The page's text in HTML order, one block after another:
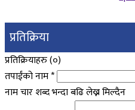
प्रतिक्रिया
प्रतिक्रियाहरु (०)
तपाईंको नाम*
नाम चार शब्द भन्दा बढि लेख्न मिल्दैन